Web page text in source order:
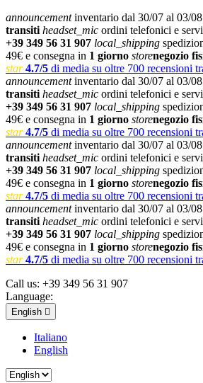
announcementinventario dal 30/07 al 03/08
transiti headset_mic ordini telefonici e
+39 349 56 31 907 local_shipping
49€ e consegna in 1 giorno storenegozio
star 4.7/5 di media su oltre 700 recensioni
announcementinventario dal 30/07 al 03/08
transiti headset_mic ordini telefonici e
+39 349 56 31 907 local_shipping
49€ e consegna in 1 giorno storenegozio
star 4.7/5 di media su oltre 700 recensioni
announcementinventario dal 30/07 al 03/08
transiti headset_mic ordini telefonici e
+39 349 56 31 907 local_shipping
49€ e consegna in 1 giorno storenegozio
star 4.7/5 di media su oltre 700 recensioni
announcementinventario dal 30/07 al 03/08
transiti headset_mic ordini telefonici e
+39 349 56 31 907 local_shipping
49€ e consegna in 1 giorno storenegozio
star 4.7/5 di media su oltre 700 recensioni
Call us: +39 349 56 31 907
Language:
English 
Italiano
English